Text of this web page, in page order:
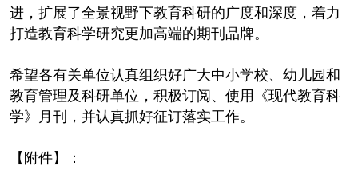
进，扩展了全景视野下教育科研的广度和深度，着力
打造教育科学研究更加高端的期刊品牌。
希望各有关单位认真组织好广大中小学校、幼儿园和
教育管理及科研单位，积极订阅、使用《现代教育科
学》月刊，并认真抓好征订落实工作。
【附件】：